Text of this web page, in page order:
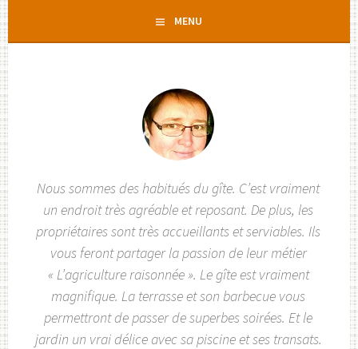
contenu
MENU
Nous sommes des habitués du gîte. C’est vraiment
un endroit très agréable et reposant. De plus, les
propriétaires sont très accueillants et serviables. Ils
vous feront partager la passion de leur métier
« L’agriculture raisonnée ». Le gîte est vraiment
magnifique. La terrasse et son barbecue vous
permettront de passer de superbes soirées. Et le
jardin un vrai délice avec sa piscine et ses transats.